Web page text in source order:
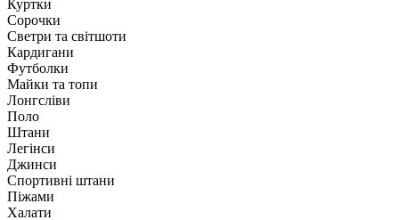
Куртки
Сорочки
Светри та світшоти
Кардигани
Футболки
Майки та топи
Лонгсліви
Поло
Штани
Легінси
Джинси
Спортивні штани
Піжами
Халати